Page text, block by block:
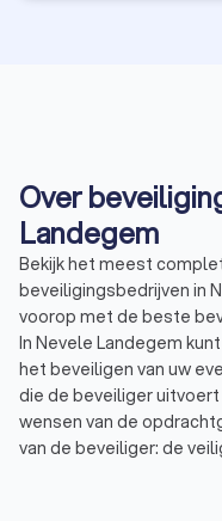
Over
Landegem
Bekijk het meest
beveiligingsbedrijven in
voorop met de beste
In Nevele Landegem
het beveiligen van uw
die de beveiliger uitvoert
wensen van de
van de beveiliger: de